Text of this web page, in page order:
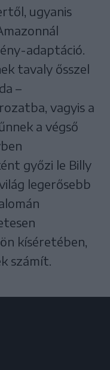
ugyanis
adaptáció.
tavaly ősszel
–
vagyis a
a végső
győzi le Billy
legerősebb
kíséretében,
számít.